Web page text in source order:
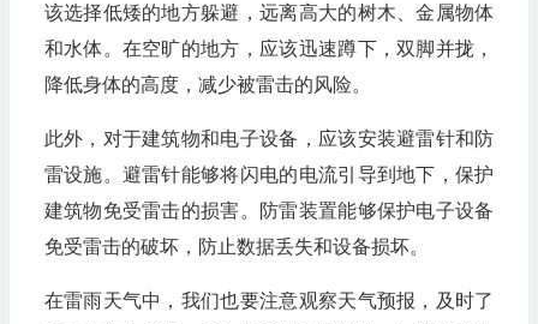
该选择低矮的地方躲避，远离高大的树木、金属物体
和水体。在空旷的地方，应该迅速蹲下，双脚并拢，
降低身体的高度，减少被雷击的风险。
此外，对于建筑物和电子设备，应该安装避雷针和防
雷设施。避雷针能够将闪电的电流引导到地下，保护
建筑物免受雷击的损害。防雷装置能够保护电子设备
免受雷击的破坏，防止数据丢失和设备损坏。
在雷雨天气中，我们也要注意观察天气预报，及时了